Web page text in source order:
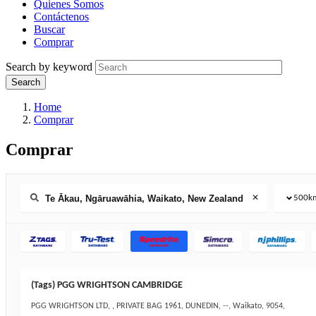
Quienes Somos
Contáctenos
Buscar
Comprar
Search by keyword
Home
Comprar
Comprar
✕ 500
(Tags) PGG WRIGHTSON CAMBRIDGE
PGG WRIGHTSON LTD, , PRIVATE BAG 1961, DUNEDIN, --, Waikato, 9054,